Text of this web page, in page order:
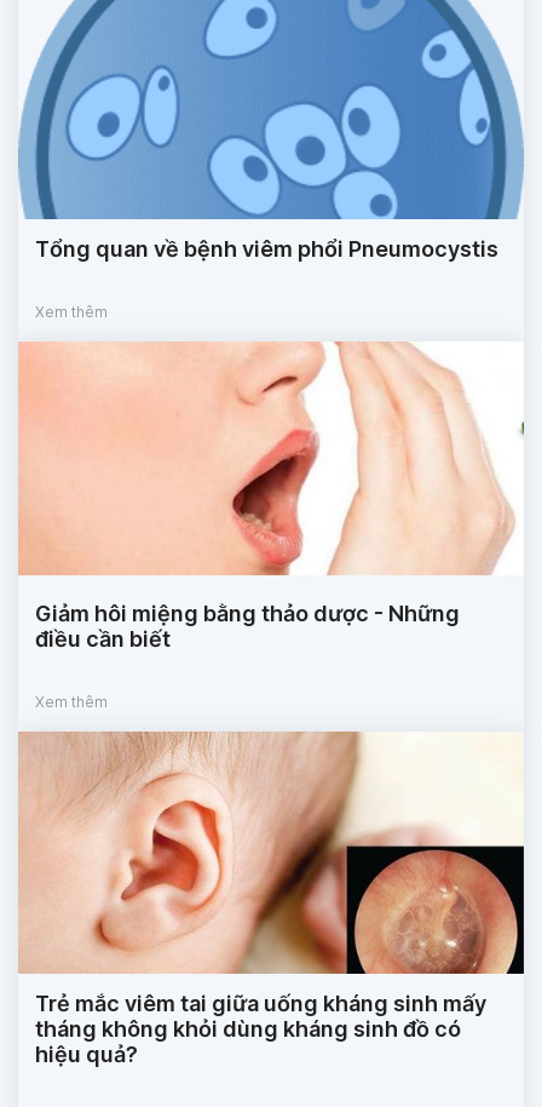
Tổng quan về bệnh viêm phổi Pneumocystis
Xem thêm
Giảm hôi miệng bằng thảo dược - Những
điều cần biết
Xem thêm
Trẻ mắc viêm tai giữa uống kháng sinh mấy
tháng không khỏi dùng kháng sinh đồ có
hiệu quả?